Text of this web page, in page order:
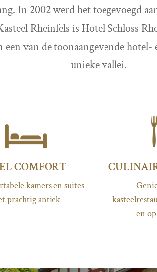
In 2002 werd het toegevoegd
Rheinfels is Hotel Schloss
een van de toonaangevende
unieke vallei.
COMFORT
kamers en suites
prachtig antiek
en